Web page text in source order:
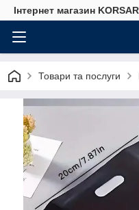
Iнтернет магазин KORSAR
Товари та послуги